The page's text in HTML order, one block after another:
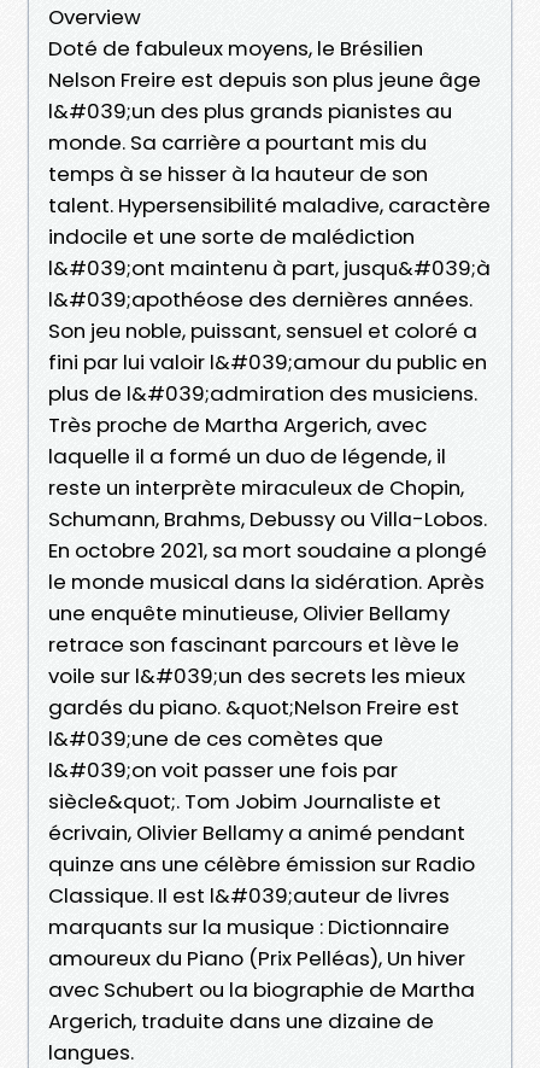
Overview
Doté de fabuleux moyens, le Brésilien
Nelson Freire est depuis son plus jeune âge
l&#039;un des plus grands pianistes au
monde. Sa carrière a pourtant mis du
temps à se hisser à la hauteur de son
talent. Hypersensibilité maladive, caractère
indocile et une sorte de malédiction
l&#039;ont maintenu à part, jusqu&#039;à
l&#039;apothéose des dernières années.
Son jeu noble, puissant, sensuel et coloré a
fini par lui valoir l&#039;amour du public en
plus de l&#039;admiration des musiciens.
Très proche de Martha Argerich, avec
laquelle il a formé un duo de légende, il
reste un interprète miraculeux de Chopin,
Schumann, Brahms, Debussy ou Villa-Lobos.
En octobre 2021, sa mort soudaine a plongé
le monde musical dans la sidération. Après
une enquête minutieuse, Olivier Bellamy
retrace son fascinant parcours et lève le
voile sur l&#039;un des secrets les mieux
gardés du piano. &quot;Nelson Freire est
l&#039;une de ces comètes que
l&#039;on voit passer une fois par
siècle&quot;. Tom Jobim Journaliste et
écrivain, Olivier Bellamy a animé pendant
quinze ans une célèbre émission sur Radio
Classique. Il est l&#039;auteur de livres
marquants sur la musique : Dictionnaire
amoureux du Piano (Prix Pelléas), Un hiver
avec Schubert ou la biographie de Martha
Argerich, traduite dans une dizaine de
langues.